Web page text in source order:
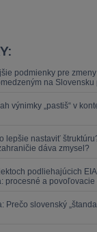
podmienky pre
na Slovensku
výnimky „pastiš“ v
lepšie nastaviť
dáva zmysel?
podliehajúcich
procesné a
Prečo slovenský